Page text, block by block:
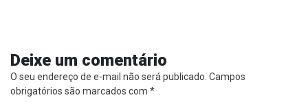
Deixe um comentário
O seu endereço de e-mail não será publicado. Campos
obrigatórios são marcados com *